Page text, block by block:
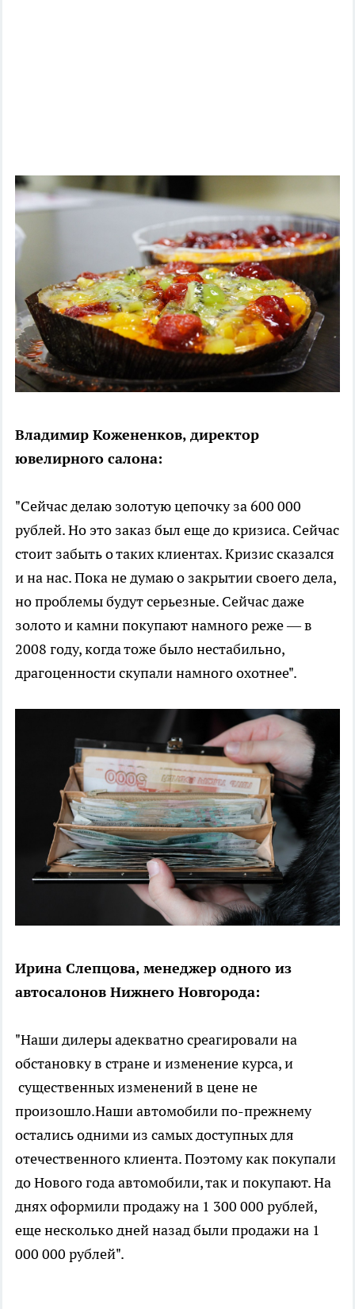
Владимир Кожененков, директор
ювелирного салона:
"Сейчас делаю золотую цепочку за 600 000
рублей. Но это заказ был еще до кризиса. Сейчас
стоит забыть о таких клиентах. Кризис сказался
и на нас. Пока не думаю о закрытии своего дела,
но проблемы будут серьезные. Сейчас даже
золото и камни покупают намного реже — в
2008 году, когда тоже было нестабильно,
драгоценности скупали намного охотнее".
Ирина Слепцова, менеджер одного из
автосалонов Нижнего Новгорода:
"Наши дилеры адекватно среагировали на
обстановку в стране и изменение курса, и
существенных изменений в цене не
произошло.Наши автомобили по-прежнему
остались одними из самых доступных для
отечественного клиента. Поэтому как покупали
до Нового года автомобили, так и покупают. На
днях оформили продажу на 1 300 000 рублей,
еще несколько дней назад были продажи на 1
000 000 рублей".